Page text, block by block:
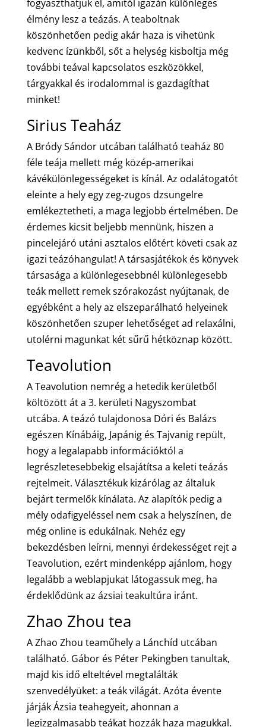
fogyaszthatjuk el, amitől igazán különleges
élmény lesz a teázás. A teaboltnak
köszönhetően pedig akár haza is vihetünk
kedvenc ízünkből, sőt a helység kisboltja még
további teával kapcsolatos eszközökkel,
tárgyakkal és irodalommal is gazdagíthat
minket!
Sirius Teaház
A Bródy Sándor utcában található teaház 80
féle teája mellett még közép-amerikai
kávékülönlegességeket is kínál. Az odalátogatót
eleinte a hely egy zeg-zugos dzsungelre
emlékeztetheti, a maga legjobb értelmében. De
érdemes kicsit beljebb mennünk, hiszen a
pincelejáró utáni asztalos előtért követi csak az
igazi teázóhangulat! A társasjátékok és könyvek
társasága a különlegesebbnél különlegesebb
teák mellett remek szórakozást nyújtanak, de
egyébként a hely az elszeparálható helyeinek
köszönhetően szuper lehetőséget ad relaxálni,
utolérni magunkat két sűrű hétköznap között.
Teavolution
A Teavolution nemrég a hetedik kerületből
költözött át a 3. kerületi Nagyszombat
utcába. A teázó tulajdonosa Dóri és Balázs
egészen Kínábáig, Japánig és Tajvanig repült,
hogy a legalapabb információktól a
legrészletesebbekig elsajátítsa a keleti teázás
rejtelmeit. Választékuk kizárólag az általuk
bejárt termelők kínálata. Az alapítók pedig a
mély odafigyeléssel nem csak a helyszínen, de
még online is edukálnak. Nehéz egy
bekezdésben leírni, mennyi érdekességet rejt a
Teavolution, ezért mindenképp ajánlom, hogy
legalább a weblapjukat látogassuk meg, ha
érdeklődünk az ázsiai teakultúra iránt.
Zhao Zhou tea
A Zhao Zhou teaműhely a Lánchíd utcában
található. Gábor és Péter Pekingben tanultak,
majd kis idő elteltével megtalálták
szenvedélyüket: a teák világát. Azóta évente
járják Ázsia teahegyeit, ahonnan a
legizgalmasabb teákat hozzák haza magukkal.